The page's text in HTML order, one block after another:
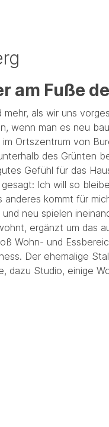
am Fuße
als wir uns
wenn man es neu
Ortszentrum von
des Grünten
Gefühl für das
Ich will so
kommt für
neu spielen
ergänzt um das
Wohn- und
Der ehemalige
dazu Studio, einige